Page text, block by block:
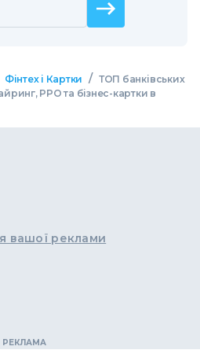
Фінтех і Картки / ТОП банківських
РРО та бізнес-картки в
вашої реклами